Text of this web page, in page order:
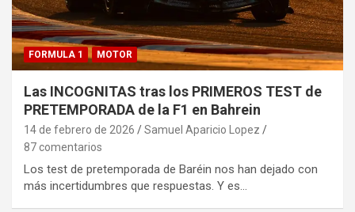
FORMULA 1 MOTOR
Las INCOGNITAS tras los PRIMEROS TEST de
PRETEMPORADA de la F1 en Bahrein
14 de febrero de 2026
Samuel Aparicio Lopez
87 comentarios
Los test de pretemporada de Baréin nos han dejado con
más incertidumbres que respuestas. Y es…